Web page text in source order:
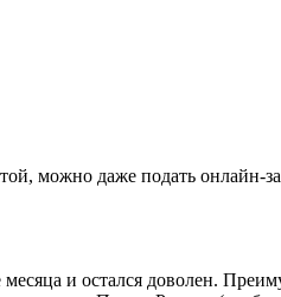
можно даже подать онлайн-
и остался доволен.